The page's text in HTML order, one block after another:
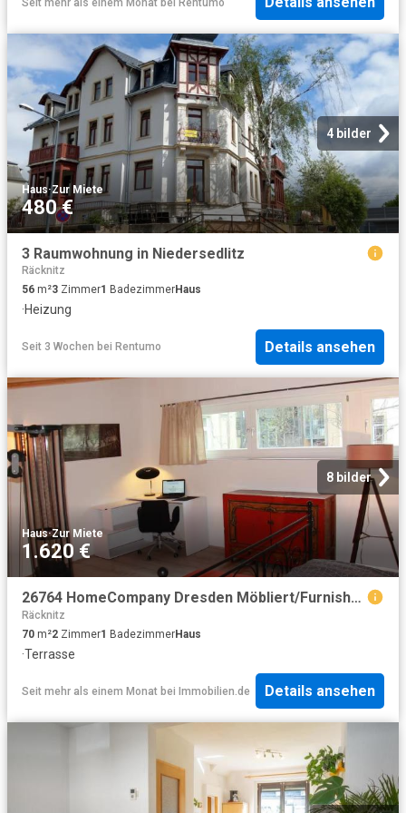
4 bilder
Haus·Zur Miete
480 €
3 Raumwohnung in Niedersedlitz
Räcknitz
56 m²3 Zimmer1 BadezimmerHaus
·Heizung
Seit 3 Wochen bei Rentumo Details ansehen
8 bilder
Haus·Zur Miete
1.620 €
26764 HomeCompany Dresden Möbliert/Furnished Tiny House mit Terrasse in Dresden Neustadt max. 3 Personen
Räcknitz
70 m²2 Zimmer1 BadezimmerHaus
·Terrasse
Seit mehr als einem Monat bei Immobilien.de Details ansehen